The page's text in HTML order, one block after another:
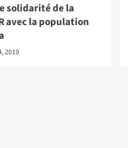
solidarité de la
avec la population
2019